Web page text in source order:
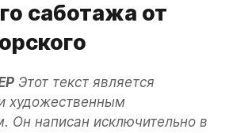
саботажа от
Этот текст является
художественным
Он написан исключительно в